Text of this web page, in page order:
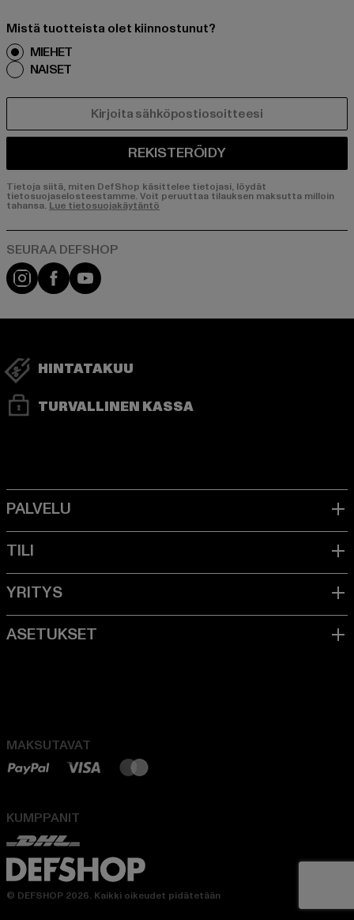
Mistä tuotteista olet kiinnostunut?
MIEHET
NAISET
REKISTERÖIDY
Tietoja siitä, miten DefShop käsittelee tietojasi, löydät
tietosuojaselosteestamme. Voit peruuttaa tilauksen maksutta milloin
tahansa. Lue tietosuojakäytäntö
Visit our Instagram page:
Visit our Facebook page:
Visit our YouTube channel:
HINTATAKUU
TURVALLINEN KASSA
MAKSUTAVAT
KUMPPANIT
© DEFSHOP 2026. Kaikki oikeudet pidätetään